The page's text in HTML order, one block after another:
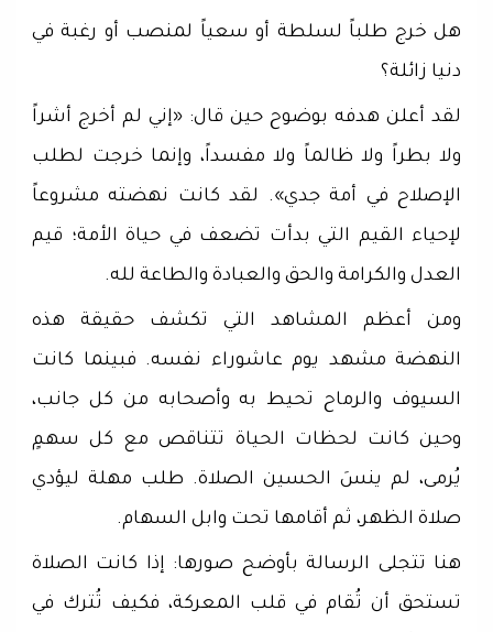
هل خرج طلباً لسلطة أو سعياً لمنصب أو رغبة في
دنيا زائلة؟
لقد أعلن هدفه بوضوح حين قال: «إني لم أخرج أشراً
ولا بطراً ولا ظالماً ولا مفسداً، وإنما خرجت لطلب
الإصلاح في أمة جدي». لقد كانت نهضته مشروعاً
لإحياء القيم التي بدأت تضعف في حياة الأمة؛ قيم
العدل والكرامة والحق والعبادة والطاعة لله.
ومن أعظم المشاهد التي تكشف حقيقة هذه
النهضة مشهد يوم عاشوراء نفسه. فبينما كانت
السيوف والرماح تحيط به وأصحابه من كل جانب،
وحين كانت لحظات الحياة تتناقص مع كل سهمٍ
يُرمى، لم ينسَ الحسين الصلاة. طلب مهلة ليؤدي
صلاة الظهر، ثم أقامها تحت وابل السهام.
هنا تتجلى الرسالة بأوضح صورها: إذا كانت الصلاة
تستحق أن تُقام في قلب المعركة، فكيف تُترك في